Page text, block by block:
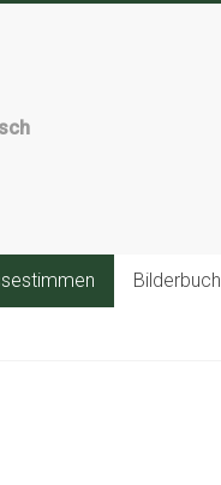
Bilderbuch